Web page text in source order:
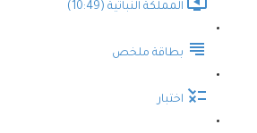
المملكة النباتية (10:49)
بطاقة ملخص
اختبار